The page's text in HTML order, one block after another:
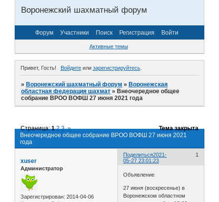
Воронежский шахматный форум
Форум Участники Поиск Регистрация Войти
Активные темы
Привет, Гость! Войдитеили зарегистрируйтесь.
»Воронежский шахматный форум »Воронежская
областная федерация шахмат »Внеочередное общее
собрание ВРОО ВОФШ 27 июня 2021 года
Внеочередное общее собрание ВРОО ВОФШ 27 июня 2021
года
Страница:1 2 3 » Тема закрыта
Поделиться 1
2021-
05-27 23:01:23
xuser
Администратор
Зарегистрирован: 2014-04-06
Объявление
27 июня (воскресенье) в
Воронежском областном